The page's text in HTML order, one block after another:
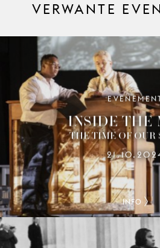
VERWANTE
INSIDE THE
THE TIME OF
INFO